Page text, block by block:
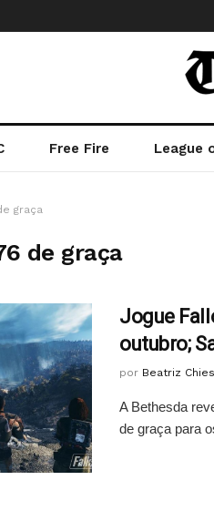
Free Fire League
graça
de graça
Jogue
outubro;
por Beatriz
A Bethesda
de graça para